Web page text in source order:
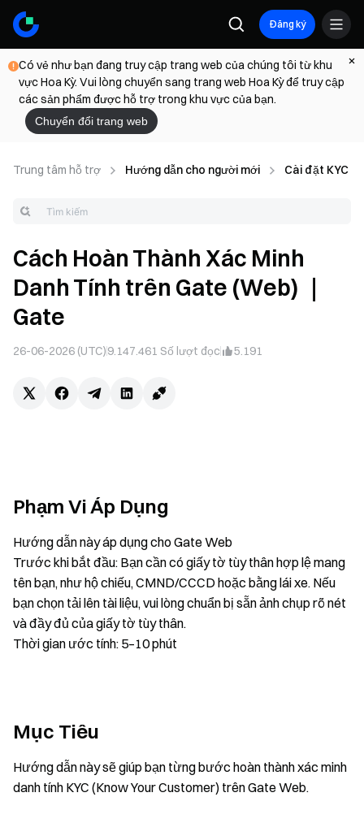
Đăng ký
Có vẻ như bạn đang truy cập trang web của chúng tôi từ khu
vực Hoa Kỳ. Vui lòng chuyển sang trang web Hoa Kỳ để truy cập
các sản phẩm được hỗ trợ trong khu vực của bạn.
Chuyển đổi trang web
Trung tâm hỗ trợ Hướng dẫn cho người mới Cài đặt KYC &
Cách Hoàn Thành Xác Minh
Danh Tính trên Gate (Web) ｜
Gate
26-06-2026 (UTC)9.147.461 Số lượt đọc 5.191
Phạm Vi Áp Dụng
Hướng dẫn này áp dụng cho Gate Web
Trước khi bắt đầu: Bạn cần có giấy tờ tùy thân hợp lệ mang
tên bạn, như hộ chiếu, CMND/CCCD hoặc bằng lái xe. Nếu
bạn chọn tải lên tài liệu, vui lòng chuẩn bị sẵn ảnh chụp rõ nét
và đầy đủ của giấy tờ tùy thân.
Thời gian ước tính: 5–10 phút
Mục Tiêu
Hướng dẫn này sẽ giúp bạn từng bước hoàn thành xác minh
danh tính KYC (Know Your Customer) trên Gate Web.